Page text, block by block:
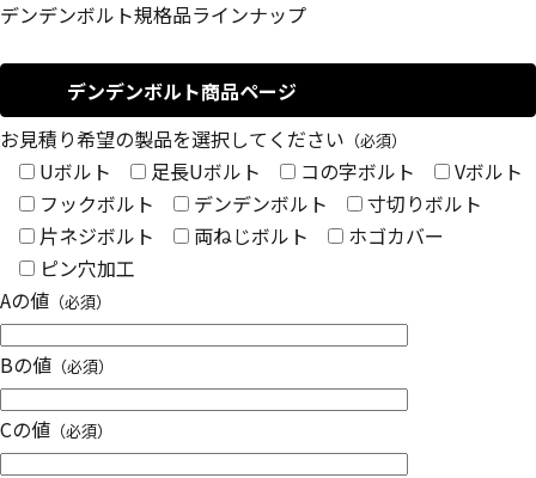
デンデンボルト規格品ラインナップ
デンデンボルト商品ページ
お見積り希望の製品を選択してください （必須）
Uボルト 足長Uボルト コの字ボルト
Vボルト
フックボルト
デンデンボルト
寸切りボルト
片ネジボルト
両ねじボルト
ホゴカバー
ピン穴加工
Aの値 （必須）
Bの値 （必須）
Cの値 （必須）